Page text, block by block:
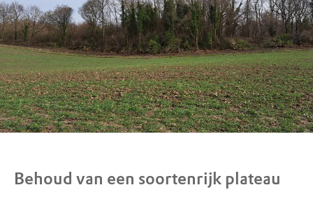
Behoud van een soortenrijk plateau